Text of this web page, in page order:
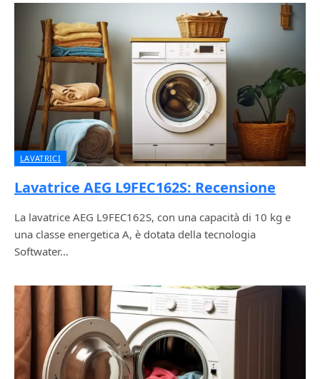
LAVATRICI
Lavatrice AEG L9FEC162S: Recensione
La lavatrice AEG L9FEC162S, con una capacità di 10 kg e
una classe energetica A, è dotata della tecnologia
Softwater…